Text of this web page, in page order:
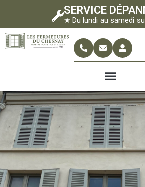
SERVICE
★ Du lundi au samedi